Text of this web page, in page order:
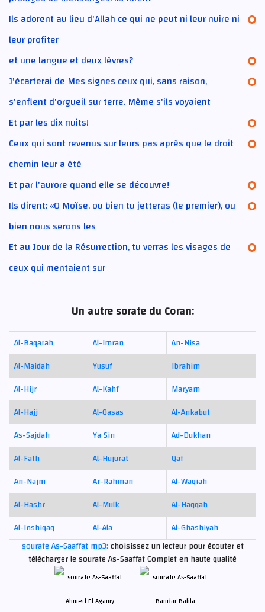
Ils adorent au lieu d'Allah ce qui ne peut ni leur nuire ni
leur profiter
et une langue et deux lèvres?
J'écarterai de Mes signes ceux qui, sans raison,
s'enflent d'orgueil sur terre. Même s'ils voyaient
Et par les dix nuits!
Ceux qui sont revenus sur leurs pas après que le droit
chemin leur a été
Et par l'aurore quand elle se découvre!
Ils dirent: «O Moïse, ou bien tu jetteras (le premier), ou
bien nous serons les
Et au Jour de la Résurrection, tu verras les visages de
ceux qui mentaient sur
Un autre sorate du Coran:
Al-Baqarah Al-Imran
An-Nisa
Al-Maidah
Yusuf
Ibrahim
Al-Hijr
Al-Kahf
Maryam
Al-Hajj
Al-Qasas
Al-Ankabut
As-Sajdah
Ya Sin
Ad-Dukhan
Al-Fath
Al-Hujurat
Qaf
An-Najm
Ar-Rahman
Al-Waqiah
Al-Hashr
Al-Mulk
Al-Haqqah
Al-Inshiqaq
Al-Ala
Al-Ghashiyah
sourate As-Saaffat mp3:choisissez un lecteur pour écouter et
télécharger le sourate As-Saaffat Complet en haute qualité